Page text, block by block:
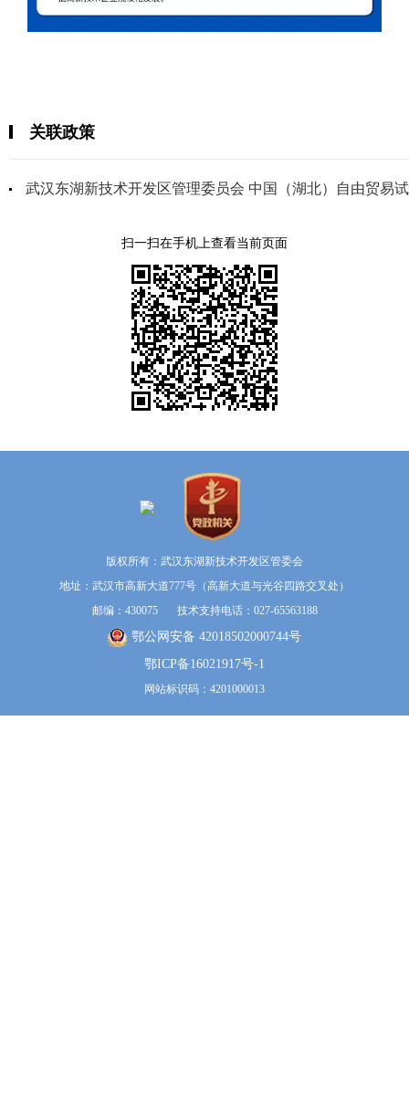
关联政策
武汉东湖新技术开发区管理委员会 中国（湖北）自由贸易
扫一扫在手机上查看当前页面
版权所有：武汉东湖新技术开发区管委会
地址：武汉市高新大道777号（高新大道与光谷四路交叉处）
邮编：430075 技术支持电话：027-65563188
鄂公网安备 42018502000744号
鄂ICP备16021917号-1
网站标识码：4201000013